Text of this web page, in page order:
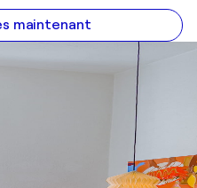
maintenant